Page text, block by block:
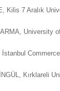
Kilis 7 Aralık
University
Kırklareli